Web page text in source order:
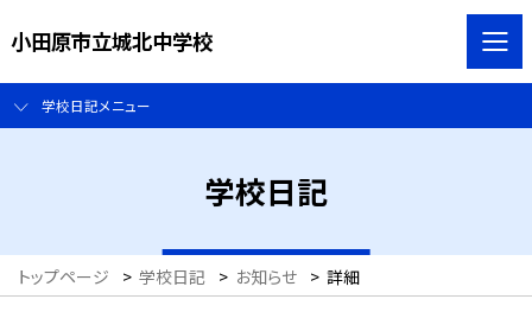
小田原市立城北中学校
学校日記メニュー
学校日記
トップページ > 学校日記 > お知らせ > 詳細